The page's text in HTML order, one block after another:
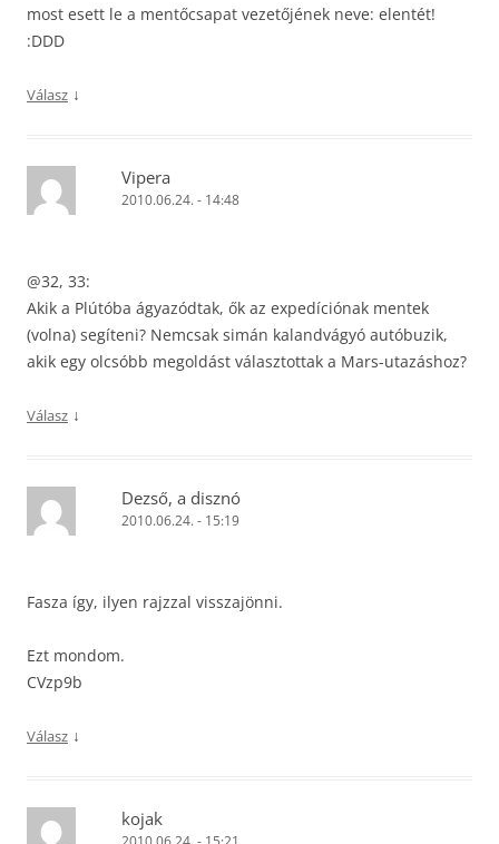
most esett le a mentőcsapat vezetőjének neve: elentét!
:DDD
Válasz ↓
Vipera
2010.06.24. - 14:48
@32, 33:
Akik a Plútóba ágyazódtak, ők az expedíciónak mentek
(volna) segíteni? Nemcsak simán kalandvágyó autóbuzik,
akik egy olcsóbb megoldást választottak a Mars-utazáshoz?
Válasz ↓
Dezső, a disznó
2010.06.24. - 15:19
Fasza így, ilyen rajzzal visszajönni.
Ezt mondom.
CVzp9b
Válasz ↓
kojak